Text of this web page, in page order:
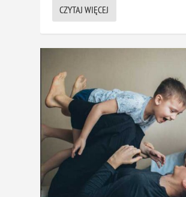
CZYTAJ WIĘCEJ